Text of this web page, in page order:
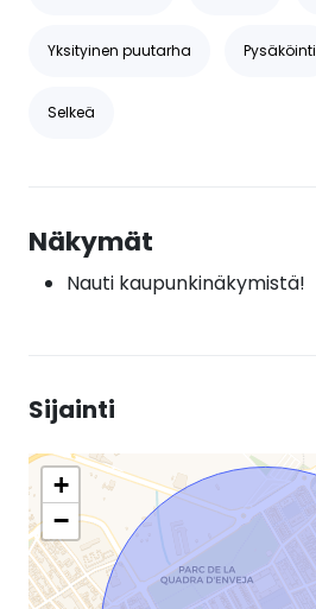
Yksityinen puutarha Pysäköinti
Selkeä
Näkymät
Nauti kaupunkinäkymistä!
Sijainti
+
−